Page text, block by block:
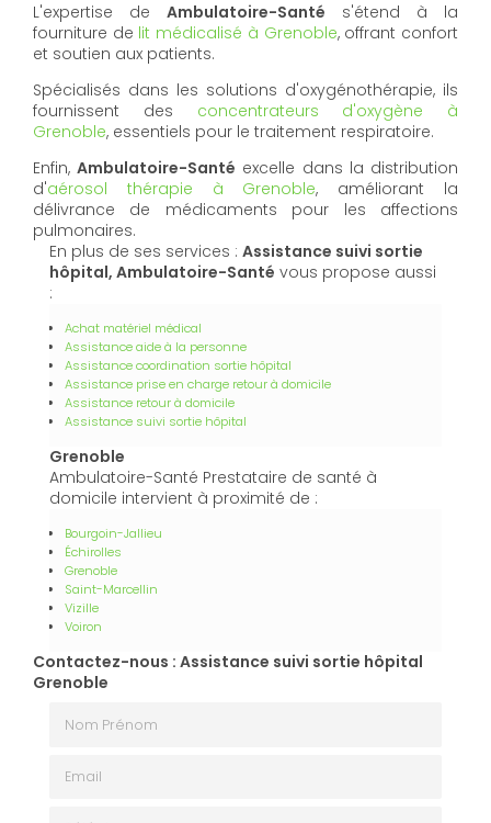
L'expertise de Ambulatoire-Santé s'étend à la
fourniture de lit médicalisé à Grenoble, offrant confort
et soutien aux patients.
Spécialisés dans les solutions d'oxygénothérapie, ils
fournissent des concentrateurs d'oxygène à
Grenoble, essentiels pour le traitement respiratoire.
Enfin,Ambulatoire-Santé excelle dans la distribution
d'aérosol thérapie à Grenoble, améliorant la
délivrance de médicaments pour les affections
pulmonaires.
En plus de ses services : Assistance suivi sortie
hôpital, Ambulatoire-Santé vous propose aussi
:
Achat matériel médical
Assistance aide à la personne
Assistance coordination sortie hôpital
Assistance prise en charge retour à domicile
Assistance retour à domicile
Assistance suivi sortie hôpital
Grenoble
Ambulatoire-Santé Prestataire de santé à
domicile intervient à proximité de :
Bourgoin-Jallieu
Échirolles
Grenoble
Saint-Marcellin
Vizille
Voiron
Contactez-nous : Assistance suivi sortie hôpital
Grenoble